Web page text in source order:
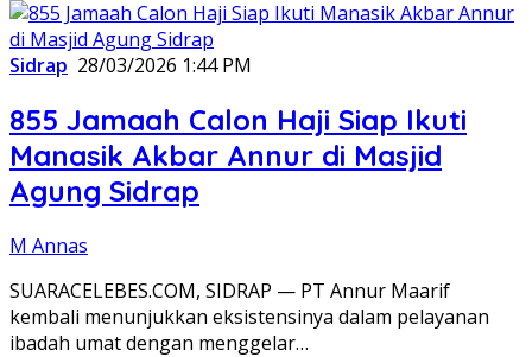
Sidrap 28/03/2026 1:44 PM
855 Jamaah Calon Haji Siap Ikuti
Manasik Akbar Annur di Masjid
Agung Sidrap
M Annas
SUARACELEBES.COM, SIDRAP — PT Annur Maarif
kembali menunjukkan eksistensinya dalam pelayanan
ibadah umat dengan menggelar…